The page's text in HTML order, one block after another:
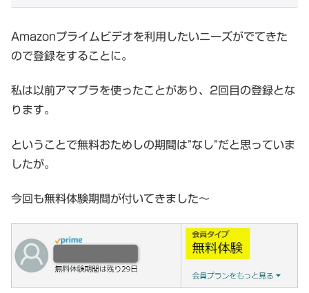
Amazonプライムビデオを利用したいニーズがでてきた
ので登録をすることに。
私は以前アマプラを使ったことがあり、2回目の登録とな
ります。
ということで無料おためしの期間は”なし”だと思っていま
したが。
今回も無料体験期間が付いてきました～